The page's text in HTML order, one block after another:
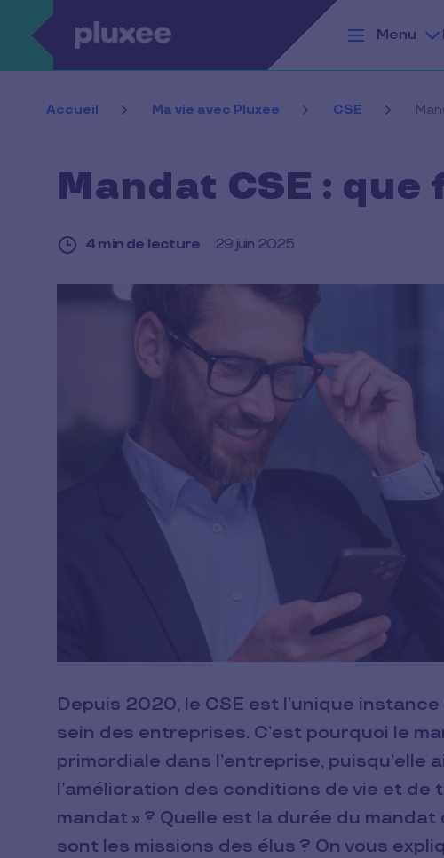
Aller au contenu principal
Menu
Accueil Ma vie avec Pluxee CSE
Mandat CSE : que
4 min de lecture 29 juin 2025
Depuis 2020, le CSE est l’unique
sein des entreprises. C’est pourquoi le
primordiale dans l’entreprise, puisqu’elle
l’amélioration des conditions de vie et de
mandat » ? Quelle est la durée du mandat
sont les missions des élus ? On vous